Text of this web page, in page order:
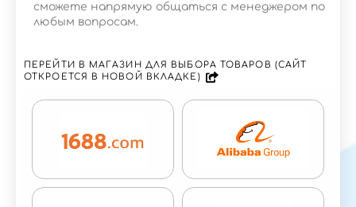
сможете напрямую общаться с менеджером по
любым вопросам.
ПЕРЕЙТИ В МАГАЗИН ДЛЯ ВЫБОРА ТОВАРОВ (САЙТ
ОТКРОЕТСЯ В НОВОЙ ВКЛАДКЕ)